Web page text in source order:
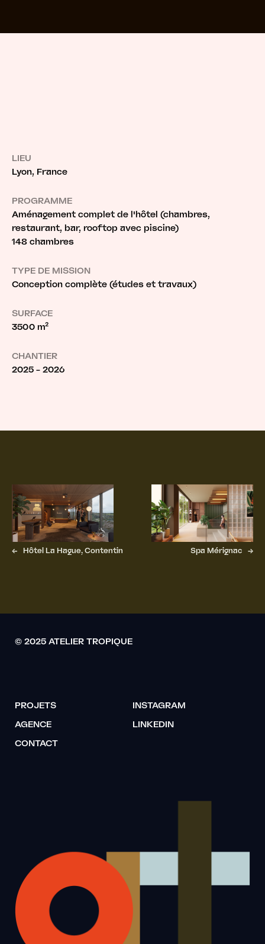
LIEU
Lyon, France
PROGRAMME
Aménagement complet de l'hôtel (chambres,
restaurant, bar, rooftop avec piscine)
148 chambres
TYPE DE MISSION
Conception complète (études et travaux)
SURFACE
3500 m²
CHANTIER
2025 - 2026
← Hôtel La Hague, Contentin →
Spa Mérignac
© 2025 ATELIER TROPIQUE
PROJETS
AGENCE
CONTACT
INSTAGRAM
LINKEDIN